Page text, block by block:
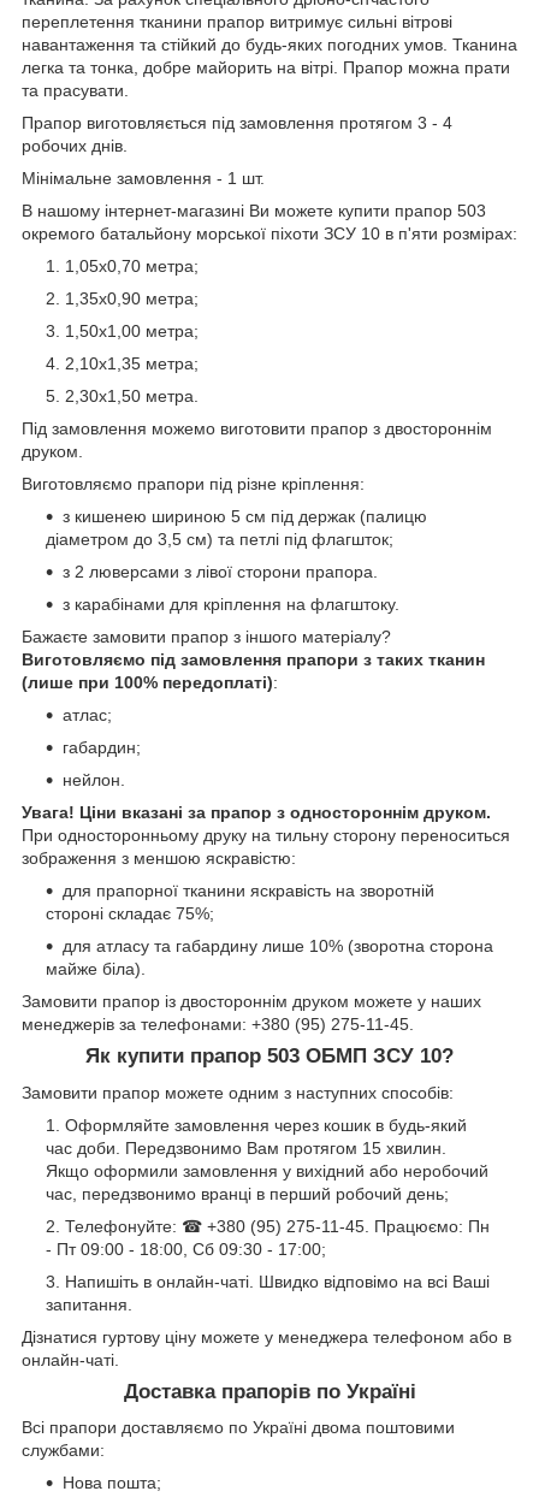
переплетення тканини прапор витримує сильні вітрові
навантаження та стійкий до будь-яких погодних умов. Тканина
легка та тонка, добре майорить на вітрі. Прапор можна прати
та прасувати.
Прапор виготовляється під замовлення протягом 3 - 4
робочих днів.
Мінімальне замовлення - 1 шт.
В нашому інтернет-магазині Ви можете купити прапор 503
окремого батальйону морської піхоти ЗСУ 10 в п'яти розмірах:
1,05х0,70 метра;
1,35х0,90 метра;
1,50х1,00 метра;
2,10х1,35 метра;
2,30х1,50 метра.
Під замовлення можемо виготовити прапор з двостороннім
друком.
Виготовляємо прапори під різне кріплення:
з кишенею шириною 5 см під держак (палицю
діаметром до 3,5 см) та петлі під флагшток;
з 2 люверсами з лівої сторони прапора.
з карабінами для кріплення на флагштоку.
Бажаєте замовити прапор з іншого матеріалу?
Виготовляємо під замовлення прапори з таких тканин
(лише при 100% передоплаті):
атлас;
габардин;
нейлон.
Увага! Ціни вказані за прапор з одностороннім друком.
При односторонньому друку на тильну сторону переноситься
зображення з меншою яскравістю:
для прапорної тканини яскравість на зворотній
стороні складає 75%;
для атласу та габардину лише 10% (зворотна сторона
майже біла).
Замовити прапор із двостороннім друком можете у наших
менеджерів за телефонами: +380 (95) 275-11-45.
Як купити прапор 503 ОБМП ЗСУ 10?
Замовити прапор можете одним з наступних способів:
Оформляйте замовлення через кошик в будь-який
час доби. Передзвонимо Вам протягом 15 хвилин.
Якщо оформили замовлення у вихідний або неробочий
час, передзвонимо вранці в перший робочий день;
Телефонуйте: ☎ +380 (95) 275-11-45. Працюємо: Пн
- Пт 09:00 - 18:00, Сб 09:30 - 17:00;
Напишіть в онлайн-чаті. Швидко відповімо на всі Ваші
запитання.
Дізнатися гуртову ціну можете у менеджера телефоном або в
онлайн-чаті.
Доставка прапорів по Україні
Всі прапори доставляємо по Україні двома поштовими
службами:
Нова пошта;